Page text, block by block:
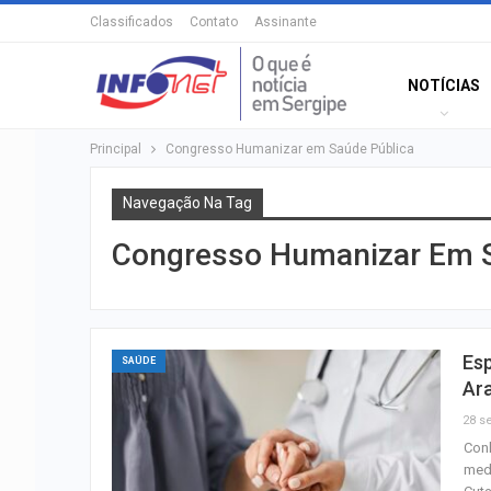
Classificados Contato Assinante
NOTÍCIAS
Principal Congresso Humanizar em Saúde Pública
Navegação Na Tag
Congresso Humanizar Em
SAÚDE
28